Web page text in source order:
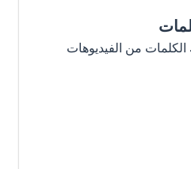
من الفيديوهات